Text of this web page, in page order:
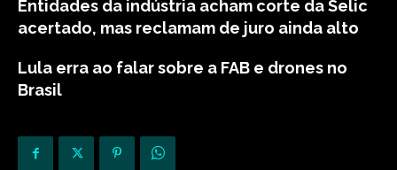
Entidades da indústria acham corte da Selic
acertado, mas reclamam de juro ainda alto
Lula erra ao falar sobre a FAB e drones no
Brasil